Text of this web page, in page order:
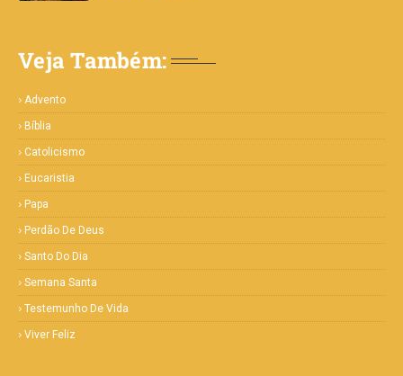
Veja Também:
Advento
Bíblia
Catolicismo
Eucaristia
Papa
Perdão De Deus
Santo Do Dia
Semana Santa
Testemunho De Vida
Viver Feliz